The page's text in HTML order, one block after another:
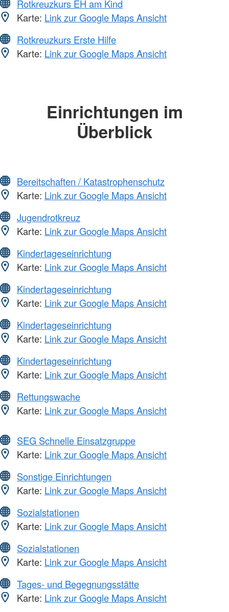
Rotkreuzkurs EH am Kind
Karte: Link zur Google Maps Ansicht
Rotkreuzkurs Erste Hilfe
Karte: Link zur Google Maps Ansicht
Einrichtungen im
Überblick
Bereitschaften / Katastrophenschutz
Karte: Link zur Google Maps Ansicht
Jugendrotkreuz
Karte: Link zur Google Maps Ansicht
Kindertageseinrichtung
Karte: Link zur Google Maps Ansicht
Kindertageseinrichtung
Karte: Link zur Google Maps Ansicht
Kindertageseinrichtung
Karte: Link zur Google Maps Ansicht
Kindertageseinrichtung
Karte: Link zur Google Maps Ansicht
Rettungswache
Karte: Link zur Google Maps Ansicht
SEG Schnelle Einsatzgruppe
Karte: Link zur Google Maps Ansicht
Sonstige Einrichtungen
Karte: Link zur Google Maps Ansicht
Sozialstationen
Karte: Link zur Google Maps Ansicht
Sozialstationen
Karte: Link zur Google Maps Ansicht
Tages- und Begegnungsstätte
Karte: Link zur Google Maps Ansicht